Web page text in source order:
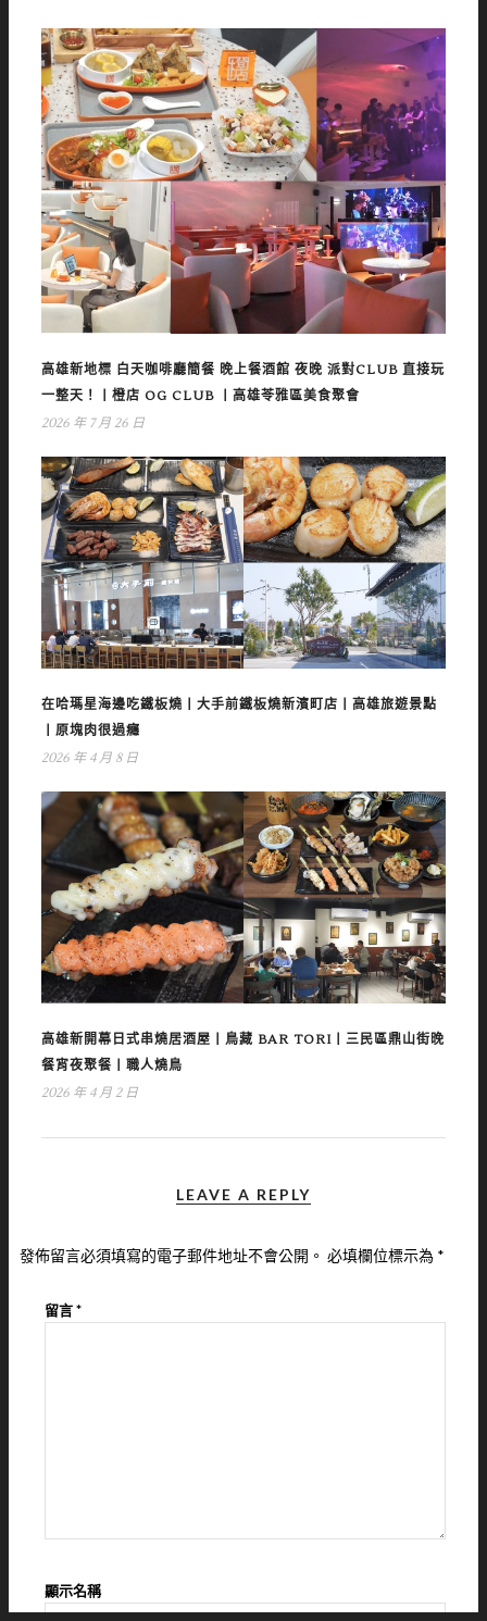
高雄新地標 白天咖啡廳簡餐 晚上餐酒館 夜晚 派對CLUB 直接玩
一整天！丨橙店 OG CLUB 丨高雄苓雅區美食聚會
2026 年 7 月 26 日
在哈瑪星海邊吃鐵板燒丨大手前鐵板燒新濱町店丨高雄旅遊景點
丨原塊肉很過癮
2026 年 4 月 8 日
高雄新開幕日式串燒居酒屋丨鳥藏 BAR TORI丨三民區鼎山街晚
餐宵夜聚餐丨職人燒鳥
2026 年 4 月 2 日
LEAVE A REPLY
發佈留言必須填寫的電子郵件地址不會公開。 必填欄位標示為 *
留言*
顯示名稱